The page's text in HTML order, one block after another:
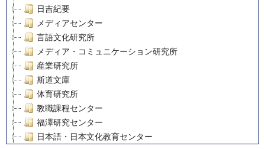
日吉紀要
メディアセンター
言語文化研究所
メディア・コミュニケーション研究所
産業研究所
斯道文庫
体育研究所
教職課程センター
福澤研究センター
日本語・日本文化教育センター